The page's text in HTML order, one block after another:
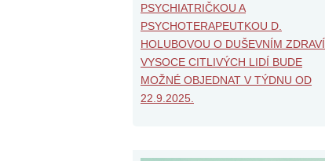
PSYCHIATRIČKOU A
PSYCHOTERAPEUTKOU D.
HOLUBOVOU O DUŠEVNÍM ZDRAVÍ
VYSOCE CITLIVÝCH LIDÍ BUDE
MOŽNÉ OBJEDNAT V TÝDNU OD
22.9.2025.